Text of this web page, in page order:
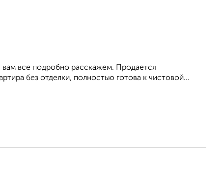
все подробно расскажем. Продается
без отделки, полностью готова к чистовой...